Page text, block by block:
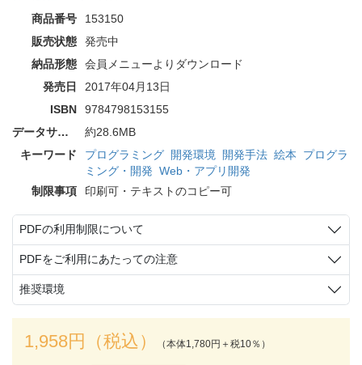
商品番号
153150
販売状態
発売中
納品形態
会員メニューよりダウンロード
発売日
2017年04月13日
ISBN
9784798153155
データサイズ
約28.6MB
キーワード
プログラミング 開発環境 開発手法 絵本
プログラ
ミング・開発 Web・アプリ開発
制限事項
印刷可・テキストのコピー可
PDFの利用制限について
PDFをご利用にあたっての注意
推奨環境
1,958円（税込） （本体1,780円＋税10％）